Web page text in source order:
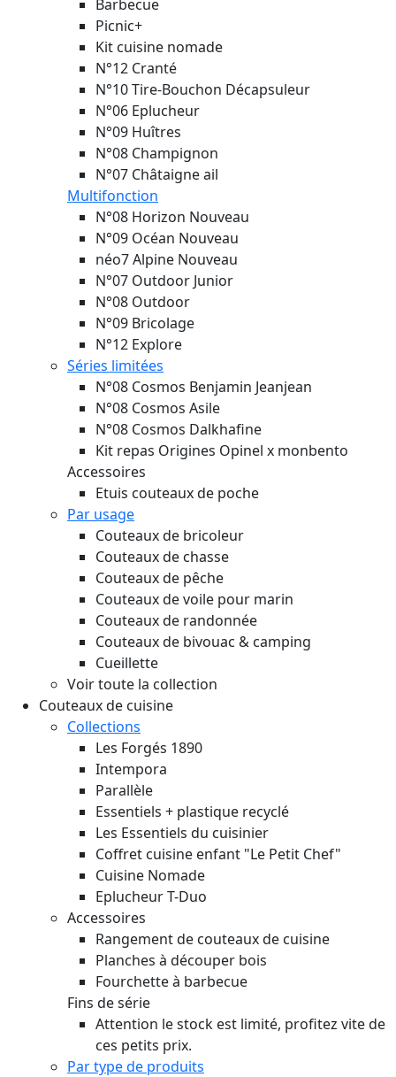
Barbecue
Picnic+
Kit cuisine nomade
N°12 Cranté
N°10 Tire-Bouchon Décapsuleur
N°06 Eplucheur
N°09 Huîtres
N°08 Champignon
N°07 Châtaigne ail
Multifonction
N°08 Horizon Nouveau
N°09 Océan Nouveau
néo7 Alpine Nouveau
N°07 Outdoor Junior
N°08 Outdoor
N°09 Bricolage
N°12 Explore
Séries limitées
N°08 Cosmos Benjamin Jeanjean
N°08 Cosmos Asile
N°08 Cosmos Dalkhafine
Kit repas Origines Opinel x monbento
Accessoires
Etuis couteaux de poche
Par usage
Couteaux de bricoleur
Couteaux de chasse
Couteaux de pêche
Couteaux de voile pour marin
Couteaux de randonnée
Couteaux de bivouac & camping
Cueillette
Voir toute la collection
Couteaux de cuisine
Collections
Les Forgés 1890
Intempora
Parallèle
Essentiels + plastique recyclé
Les Essentiels du cuisinier
Coffret cuisine enfant "Le Petit Chef"
Cuisine Nomade
Eplucheur T-Duo
Accessoires
Rangement de couteaux de cuisine
Planches à découper bois
Fourchette à barbecue
Fins de série
Attention le stock est limité, profitez vite de
ces petits prix.
Par type de produits